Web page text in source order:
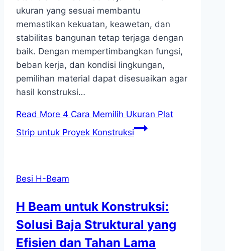
ukuran yang sesuai membantu
memastikan kekuatan, keawetan, dan
stabilitas bangunan tetap terjaga dengan
baik. Dengan mempertimbangkan fungsi,
beban kerja, dan kondisi lingkungan,
pemilihan material dapat disesuaikan agar
hasil konstruksi…
Read More 4 Cara Memilih Ukuran Plat
Strip untuk Proyek Konstruksi
Besi H-Beam
H Beam untuk Konstruksi:
Solusi Baja Struktural yang
Efisien dan Tahan Lama